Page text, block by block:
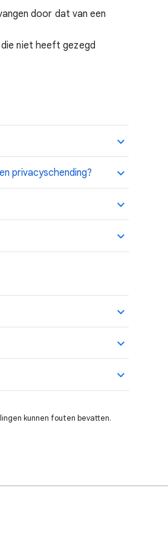
door dat van een
niet heeft gezegd
privacyschending?
kunnen fouten bevatten.